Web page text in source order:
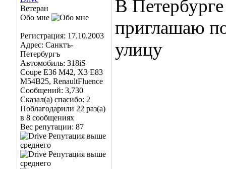
Ветеран
Обо мне
Регистрация: 17.10.2003
Адрес: Санктъ-
Петербургъ
Автомобиль: 318iS
Coupe E36 M42, X3 E83
M54B25, RenaultFluence
Сообщений: 3,730
Сказал(а) спасибо: 2
Поблагодарили 22 раз(а)
в 8 сообщениях
Вес репутации: 87
В
приглашаю
улицу